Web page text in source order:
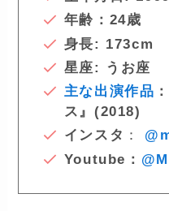
年齢：24歳
身長: 173cm
星座: うお座
主な出演作品
ス』(2018)
インスタ ：
Youtube：